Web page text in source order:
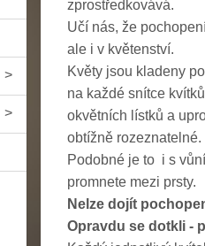
zprostředkovává.
Učí nás, že
ale i v květenství.
Květy jsou kladeny
na každé snítce
okvětních lístků a
obtížně rozeznatelné.
Podobné je to i s vůní
promnete mezi prsty.
Nelze dojít
Opravdu se dotkli -